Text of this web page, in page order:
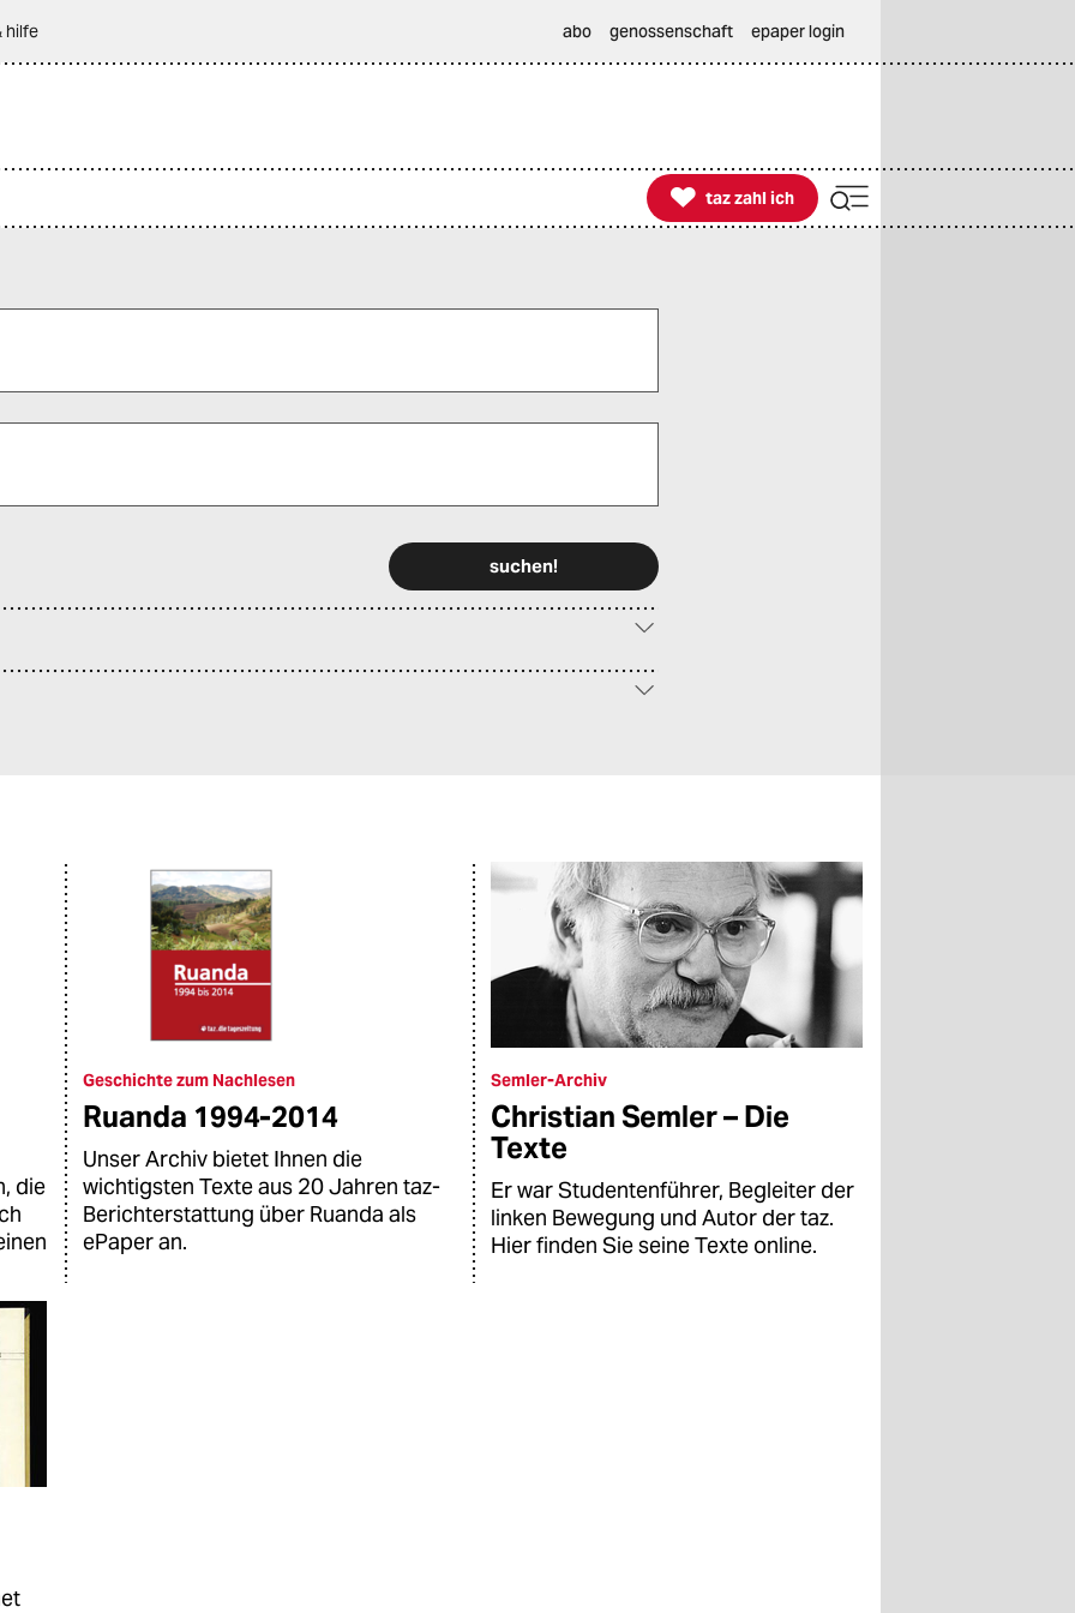
hilfe abo genossenschaft epaper login

taz zahl ich
taz zahl ich
die
Geschichte zum Nachlesen
Ruanda 1994-2014
Unser Archiv bietet Ihnen die
wichtigsten Texte aus 20 Jahren taz-
Berichterstattung über Ruanda als
ePaper an.
Semler-Archiv
Christian Semler – Die
Texte
Er war Studentenführer, Begleiter der
linken Bewegung und Autor der taz.
Hier finden Sie seine Texte online.